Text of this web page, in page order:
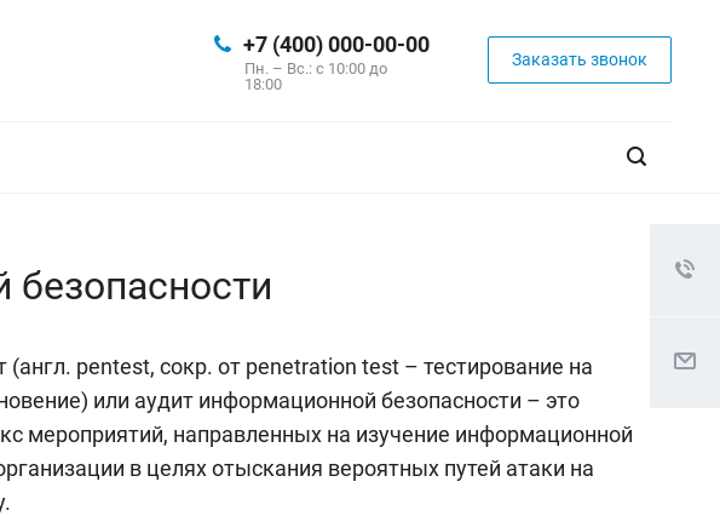
+7 (400) 000-00-00
Пн. – Вс.: с 10:00 до
18:00
Заказать звонок
безопасности
(англ. pentest, сокр. от penetration test – тестирование на
или аудит информационной безопасности – это
мероприятий, направленных на изучение информационной
в целях отыскания вероятных путей атаки на